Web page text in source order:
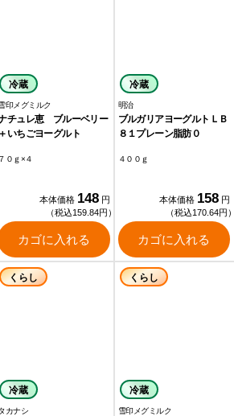
冷蔵
印メグミルク
チュレ恵 ブルーベリー
＋いちごヨーグルト
７０ｇ×４
本体価格 148 円
（税込159.84円）
カゴに入れる
冷蔵
明治
ブルガリアヨーグルトＬＢ
８１プレーン脂肪０
４００ｇ
本体価格 158 円
（税込170.64円
カゴに入れる
くらし
冷蔵
カナシ
くらし
冷蔵
雪印メグミルク